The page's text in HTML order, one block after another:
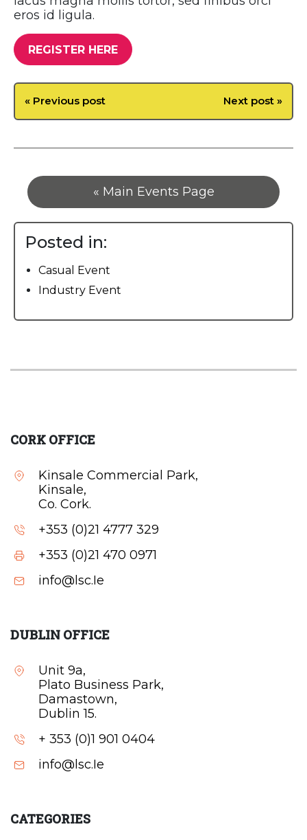
eros id ligula.
REGISTER HERE
« Previous post Next post »
« Main Events Page
Posted in:
Casual Event
Industry Event
CORK OFFICE
Kinsale Commercial Park,
Kinsale,
Co. Cork.
+353 (0)21 4777 329
+353 (0)21 470 0971
info@lsc.Ie
DUBLIN OFFICE
Unit 9a,
Plato Business Park,
Damastown,
Dublin 15.
+ 353 (0)1 901 0404
info@lsc.Ie
CATEGORIES